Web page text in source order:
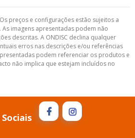
preços e configurações estão sujeitos a
imagens apresentadas podem não
descritas. A ONDISC declina qualquer
erros nas descrições e/ou referências
podem referenciar os produtos e
não implica que estejam incluídos no
Sociais